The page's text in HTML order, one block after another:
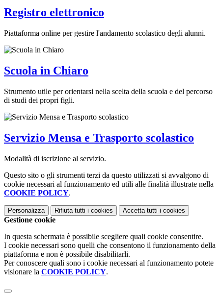
Registro elettronico
Piattaforma online per gestire l'andamento scolastico degli alunni.
Scuola in Chiaro
Strumento utile per orientarsi nella scelta della scuola e del percorso
di studi dei propri figli.
Servizio Mensa e Trasporto scolastico
Modalità di iscrizione al servizio.
Questo sito o gli strumenti terzi da questo utilizzati si avvalgono di
cookie necessari al funzionamento ed utili alle finalità illustrate nella
COOKIE POLICY.
Personalizza Rifiuta tutti i cookies Accetta tutti i cookies
Gestione cookie
In questa schermata è possibile scegliere quali cookie consentire.
I cookie necessari sono quelli che consentono il funzionamento della
piattaforma e non è possibile disabilitarli.
Per conoscere quali sono i cookie necessari al funzionamento potete
visionare la COOKIE POLICY.